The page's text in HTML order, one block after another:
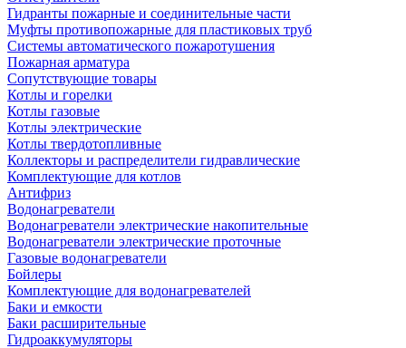
Гидранты пожарные и соединительные части
Муфты противопожарные для пластиковых труб
Системы автоматического пожаротушения
Пожарная арматура
Сопутствующие товары
Котлы и горелки
Котлы газовые
Котлы электрические
Котлы твердотопливные
Коллекторы и распределители гидравлические
Комплектующие для котлов
Антифриз
Водонагреватели
Водонагреватели электрические накопительные
Водонагреватели электрические проточные
Газовые водонагреватели
Бойлеры
Комплектующие для водонагревателей
Баки и емкости
Баки расширительные
Гидроаккумуляторы